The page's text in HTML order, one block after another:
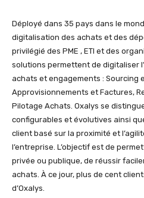
Déployé dans 35 pays dans le
digitalisation des achats et des
privilégié des PME , ETI et des
solutions permettent de digitaliser
achats et engagements : Sourcing
Approvisionnements et Factures,
Pilotage Achats. Oxalys se
configurables et évolutives ainsi
client basé sur la proximité et
l’entreprise. L’objectif est de
privée ou publique, de réussir
achats. À ce jour, plus de cent
d’Oxalys.